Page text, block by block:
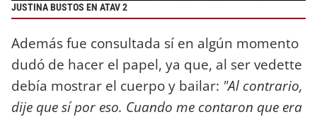
JUSTINA BUSTOS EN ATAV 2
Además fue consultada sí en algún momento
dudó de hacer el papel, ya que, al ser vedette
debía mostrar el cuerpo y bailar: "Al contrario,
dije que sí por eso. Cuando me contaron que era